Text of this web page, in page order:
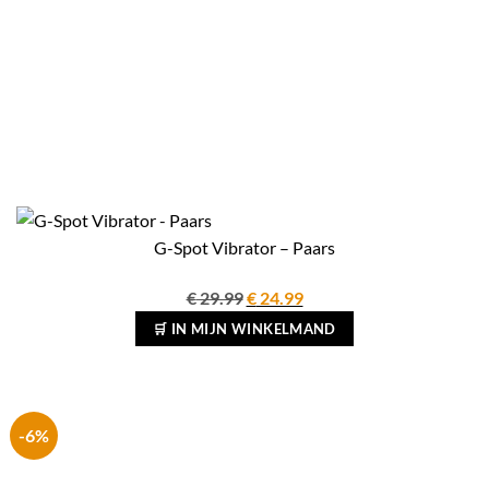
G-Spot Vibrator – Paars
€29.99Oorspronkelijke
prijs
was:
€24.99Huidige
prijs
is:
🛒 IN MIJN WINKELMAND
-6%